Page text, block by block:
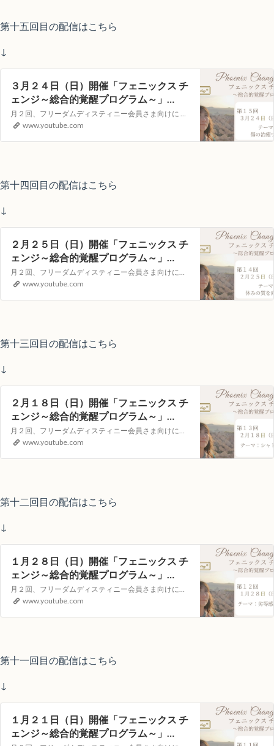
第十五回目の配信はこちら
↓
３月２４日（日）開催「フェニックス チ
ェンジ～総合的覚醒プログラム～」
YouTubeライブヒーリングイベント
月２回、フリーダムディスティニー会員さま向けに 遠隔ヒーリング LOVING サポートを YouTube の 生配信でお届けします。 視聴者参加型のイベントとなりますので 次回、どんなテーマで講座を開いてほしいか?等のリクエストや 配信中のコメントもお受付しています!【第１５回目）配信日時】３月２４日（日）１０：…
www.youtube.com
第十四回目の配信はこちら
↓
２月２５日（日）開催「フェニックス チ
ェンジ～総合的覚醒プログラム～」
YouTubeライブヒーリングイベント
月２回、フリーダムディスティニー会員さま向けに遠隔ヒーリングLOVINGサポートをYouTubeの生配信でお届けします。視聴者参加型のイベントとなりますので次回、どんなテーマで講座を開いてほしいか？等のリクエストや配信中のコメントもお受付しています！【第１３回目）配信日時】２月１８日（日）１０：００～（約４０分）…
www.youtube.com
第十三回目の配信はこちら
↓
２月１８日（日）開催「フェニックス チ
ェンジ～総合的覚醒プログラム～」
YouTubeライブヒーリングイベント
月２回、フリーダムディスティニー会員さま向けに遠隔ヒーリングLOVINGサポートをYouTubeの生配信でお届けします。視聴者参加型のイベントとなりますので次回、どんなテーマで講座を開いてほしいか？等のリクエストや配信中のコメントもお受付しています！【第１３回目）配信日時】２月１８日（日）１０：００～（約４０分）…
www.youtube.com
第十二回目の配信はこちら
↓
１月２８日（日）開催「フェニックス チ
ェンジ～総合的覚醒プログラム～」
YouTubeライブヒーリングイベント
月２回、フリーダムディスティニー会員さま向けに遠隔ヒーリングLOVINGサポートをYouTubeの生配信でお届けします。視聴者参加型のイベントとなりますので次回、どんなテーマで講座を開いてほしいか？等のリクエストや配信中のコメントもお受付しています！【第１１回目）配信日時】１月２１日（日）１０：００～（約４０分）…
www.youtube.com
第十一回目の配信はこちら
↓
１月２１日（日）開催「フェニックス チ
ェンジ～総合的覚醒プログラム～」